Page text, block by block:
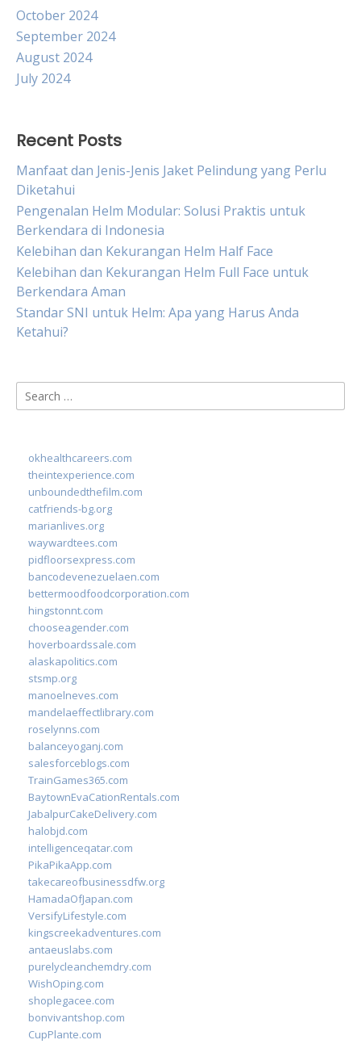
October 2024
September 2024
August 2024
July 2024
Recent Posts
Manfaat dan Jenis-Jenis Jaket Pelindung yang Perlu
Diketahui
Pengenalan Helm Modular: Solusi Praktis untuk
Berkendara di Indonesia
Kelebihan dan Kekurangan Helm Half Face
Kelebihan dan Kekurangan Helm Full Face untuk
Berkendara Aman
Standar SNI untuk Helm: Apa yang Harus Anda
Ketahui?
Search
for:
okhealthcareers.com
theintexperience.com
unboundedthefilm.com
catfriends-bg.org
marianlives.org
waywardtees.com
pidfloorsexpress.com
bancodevenezuelaen.com
bettermoodfoodcorporation.com
hingstonnt.com
chooseagender.com
hoverboardssale.com
alaskapolitics.com
stsmp.org
manoelneves.com
mandelaeffectlibrary.com
roselynns.com
balanceyoganj.com
salesforceblogs.com
TrainGames365.com
BaytownEvaCationRentals.com
JabalpurCakeDelivery.com
halobjd.com
intelligenceqatar.com
PikaPikaApp.com
takecareofbusinessdfw.org
HamadaOfJapan.com
VersifyLifestyle.com
kingscreekadventures.com
antaeuslabs.com
purelycleanchemdry.com
WishOping.com
shoplegacee.com
bonvivantshop.com
CupPlante.com